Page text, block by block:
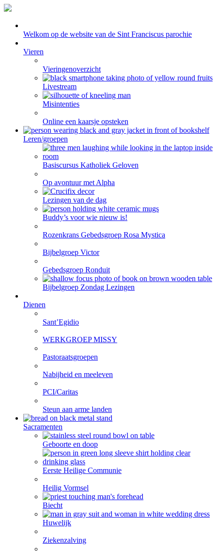
Welkom op de website van de Sint Franciscus parochie
Vieren
Vieringenoverzicht
Livestream
Misintenties
Online een kaarsje opsteken
Leren/groepen
Basiscursus Katholiek Geloven
Op avontuur met Alpha
Lezingen van de dag
Buddy’s voor wie nieuw is!
Rozenkrans Gebedsgroep Rosa Mystica
Bijbelgroep Victor
Gebedsgroep Ronduit
Bijbelgroep Zondag Lezingen
Dienen
Sant’Egidio
WERKGROEP MISSY
Pastoraatsgroepen
Nabijheid en meeleven
PCI/Caritas
Steun aan arme landen
Sacramenten
Geboorte en doop
Eerste Heilige Communie
Heilig Vormsel
Biecht
Huwelijk
Ziekenzalving